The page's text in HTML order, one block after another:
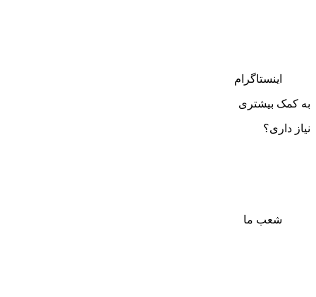
اینستاگرام
به کمک بیشتری
نیاز داری؟
شعب ما